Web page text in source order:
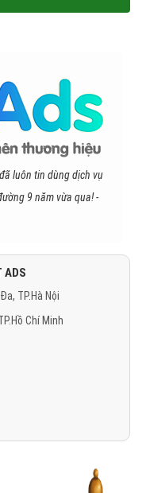
luôn tin dùng dịch vụ
9 năm vừa qua! -
ADS
TP.Hà Nội
Chí Minh